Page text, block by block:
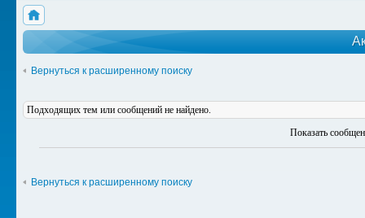
Вернуться к расширенному поиску
Подходящих тем или сообщений не найдено.
Показать
Вернуться к расширенному поиску